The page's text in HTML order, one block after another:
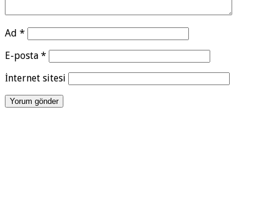
Ad *
E-posta *
İnternet sitesi